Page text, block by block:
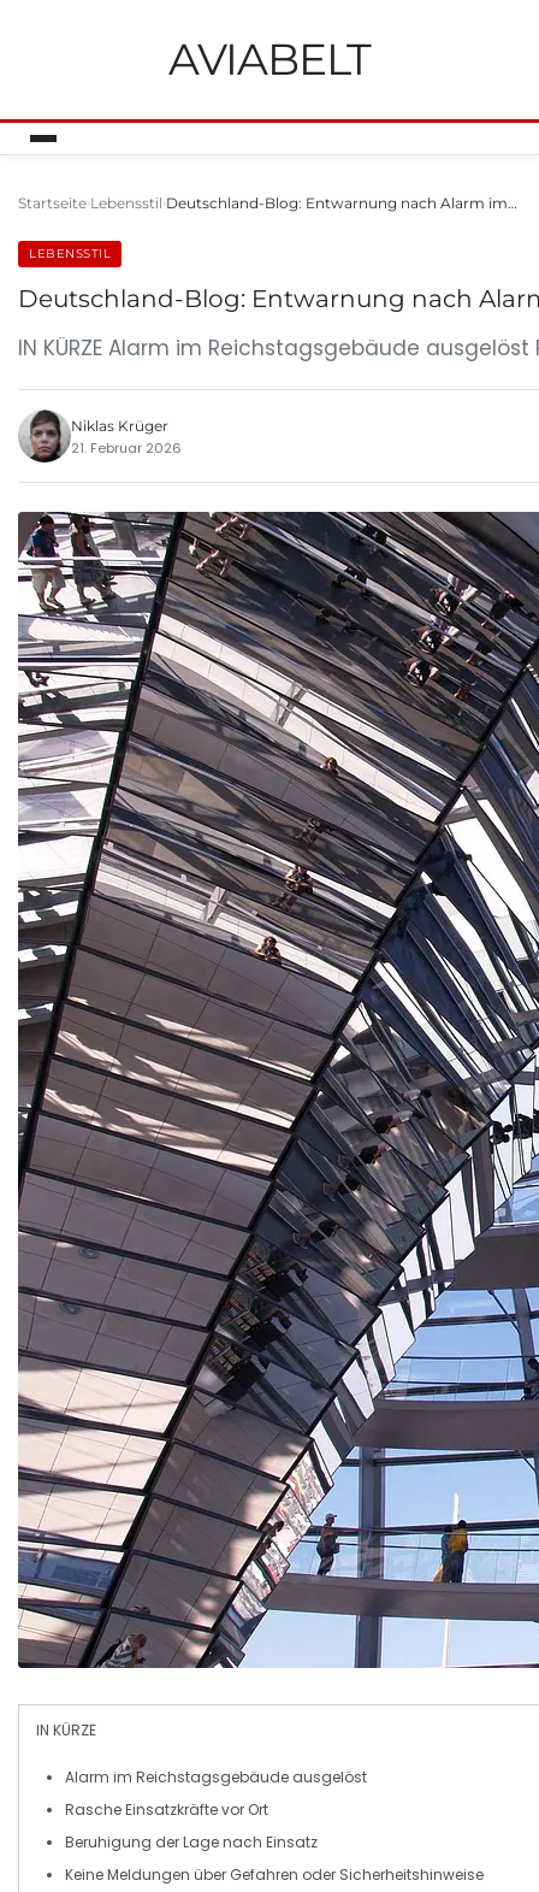
AVIABELT
Startseite Lebensstil Deutschland-Blog: Entwarnung nach Alarm im…
LEBENSSTIL
Deutschland-Blog: Entwarnung nach
IN KÜRZE Alarm im Reichstagsgebäude
Niklas Krüger
21. Februar 2026
IN KÜRZE
Alarm im Reichstagsgebäude ausgelöst
RascheEinsatzkräftevor Ort
Beruhigung derLagenach Einsatz
Keine Meldungen über Gefahren oder Sicherheitshinweise